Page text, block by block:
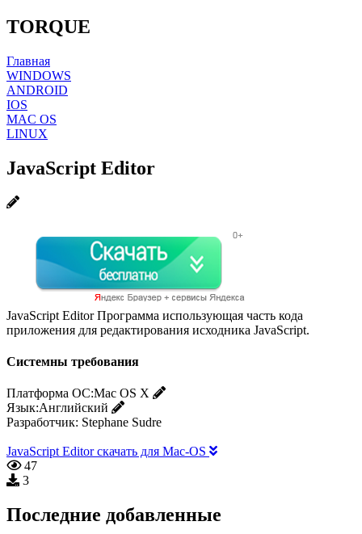
TORQUE
Главная
WINDOWS
ANDROID
IOS
MAC OS
LINUX
JavaScript Editor
JavaScript Editor Программа использующая часть кода
приложения для редактирования исходника JavaScript.
Системны требования
Платформа ОС:Mac OS X
Язык:Английский
Разработчик: Stephane Sudre
JavaScript Editor скачать для Mac-OS
47
3
Последние добавленные